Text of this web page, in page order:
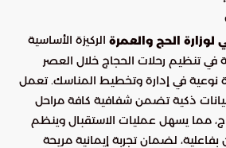
لوزارة الحج والعمرة الركيزة الأساسية
في تنظيم رحلات الحجاج خلال العصر
نوعية في إدارة وتخطيط المناسك. تعمل
ذكية تضمن شفافية كافة مراحل
مما يسهل عمليات الاستقبال وينظم
لضمان تجربة إيمانية مريحة